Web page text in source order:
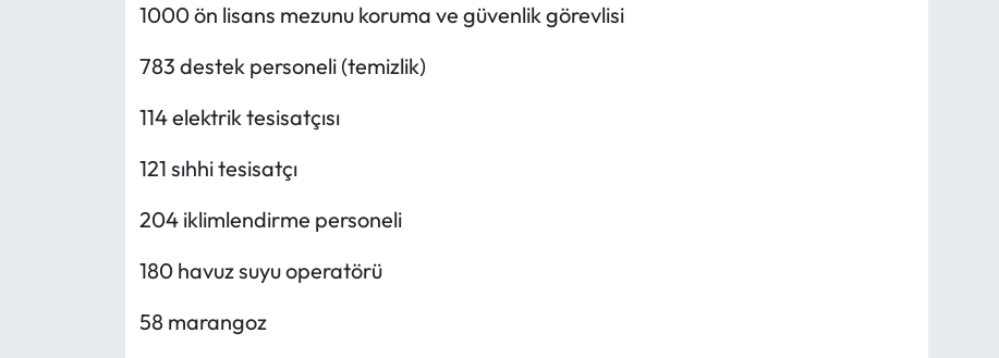
1000 ön lisans mezunu koruma ve güvenlik görevlisi
783 destek personeli (temizlik)
114 elektrik tesisatçısı
121 sıhhi tesisatçı
204 iklimlendirme personeli
180 havuz suyu operatörü
58 marangoz